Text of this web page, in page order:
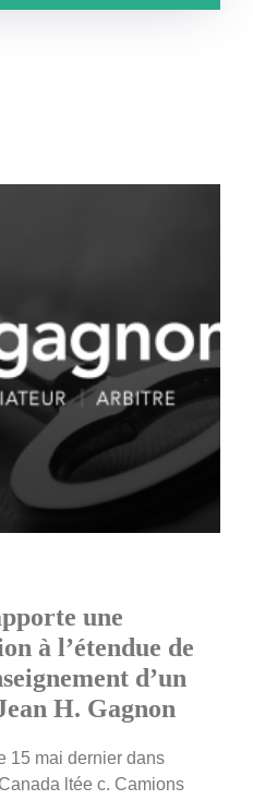
une
à l’étendue de
d’un
H. Gagnon
15 mai dernier dans
ltée c. Camions